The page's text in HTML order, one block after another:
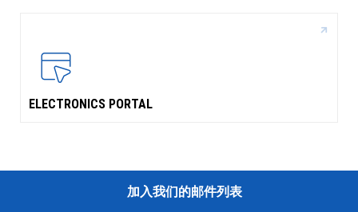
ELECTRONICS PORTAL
加入我们的邮件列表